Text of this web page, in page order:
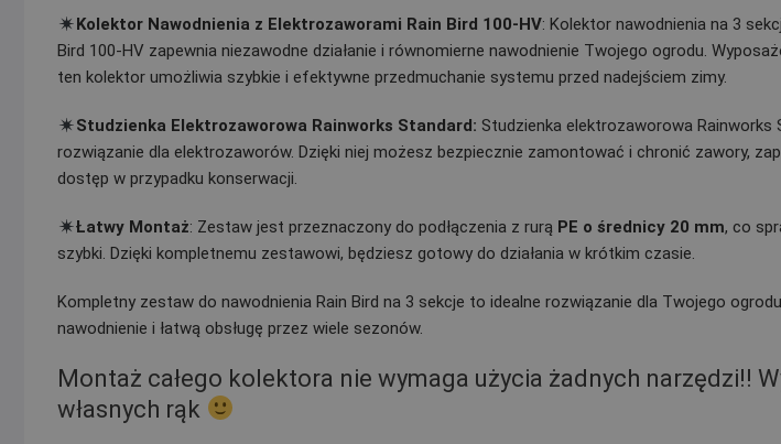
Kolektor Nawodnienia z Elektrozaworami Rain Bird 100-HV: Kolektor nawodnienia na 3
Bird 100-HV zapewnia niezawodne działanie i równomierne nawodnienie Twojego ogrodu.
ten kolektor umożliwia szybkie i efektywne przedmuchanie systemu przed nadejściem zimy.
Studzienka Elektrozaworowa Rainworks Standard: Studzienka elektrozaworowa Rainworks
rozwiązanie dla elektrozaworów. Dzięki niej możesz bezpiecznie zamontować i chronić zawory,
dostęp w przypadku konserwacji.
Łatwy Montaż: Zestaw jest przeznaczony do podłączenia z rurą PE o średnicy 20 mm, co
szybki. Dzięki kompletnemu zestawowi, będziesz gotowy do działania w krótkim czasie.
Kompletny zestaw do nawodnienia Rain Bird na 3 sekcje to idealne rozwiązanie dla Twojego
nawodnienie i łatwą obsługę przez wiele sezonów.
Montaż całego kolektora nie wymaga użycia żadnych narzędzi!!
własnych rąk